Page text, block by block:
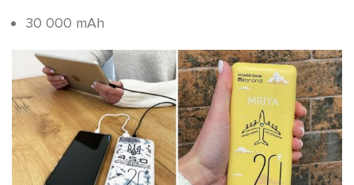
30 000 mAh